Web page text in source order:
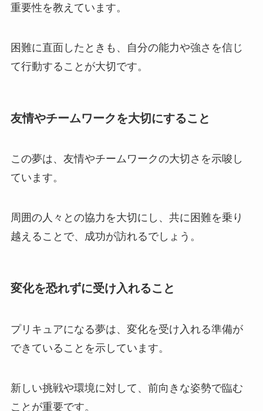
重要性を教えています。
困難に直面したときも、自分の能力や強さを信じ
て行動することが大切です。
友情やチームワークを大切にすること
この夢は、友情やチームワークの大切さを示唆し
ています。
周囲の人々との協力を大切にし、共に困難を乗り
越えることで、成功が訪れるでしょう。
変化を恐れずに受け入れること
プリキュアになる夢は、変化を受け入れる準備が
できていることを示しています。
新しい挑戦や環境に対して、前向きな姿勢で臨む
ことが重要です。